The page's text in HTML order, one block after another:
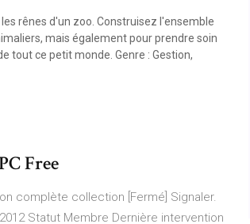
les rênes d'un zoo. Construisez l'ensemble
mais également pour prendre soin
tout ce petit monde. Genre : Gestion,
Free
complète collection [Fermé] Signaler.
Statut Membre Dernière intervention